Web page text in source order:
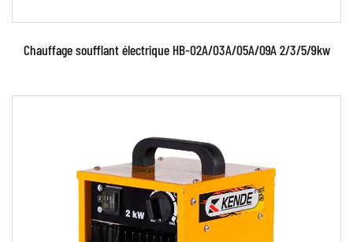
Chauffage soufflant électrique HB-02A/03A/05A/09A 2/3/5/9kw